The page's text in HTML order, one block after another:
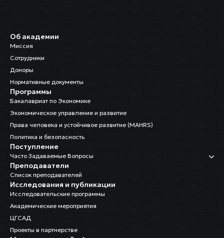
Об академии
Миссия
Сотрудники
Доноры
Нормативные документы
Программы
Бакалавриат по Экономике
Экономическое управление и развитие
Права человека и устойчивое развитие (MAHRS)
Политика и безопасность
Поступление
Часто Задаваемые Вопросы
Преподаватели
Список преподавателей
Исследования и публикации
Исследовательские программы
Академические мероприятия
ЦГСАД
Проекты в партнерстве